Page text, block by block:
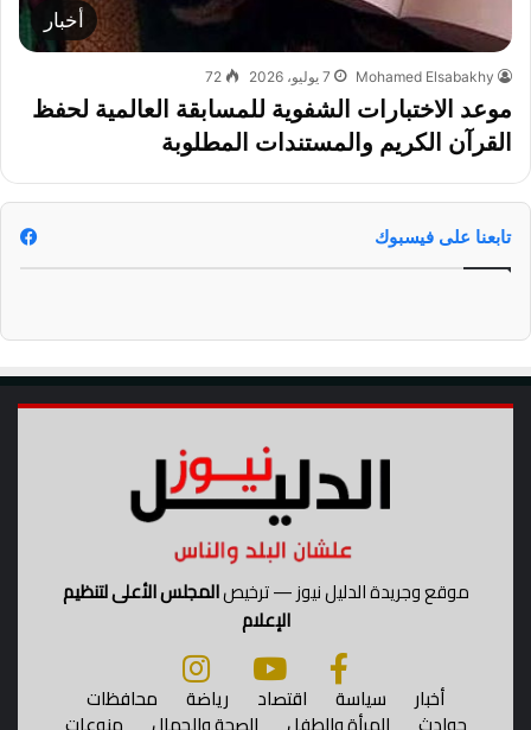
أخبار
Mohamed Elsabakhy 7 يوليو، 2026 72
موعد الاختبارات الشفوية للمسابقة العالمية لحفظ
القرآن الكريم والمستندات المطلوبة
تابعنا على فيسبوك
موقع وجريدة الدليل نيوز — ترخيصالمجلس الأعلى لتنظيم
الإعلام
أخبار سياسة اقتصاد رياضة محافظات